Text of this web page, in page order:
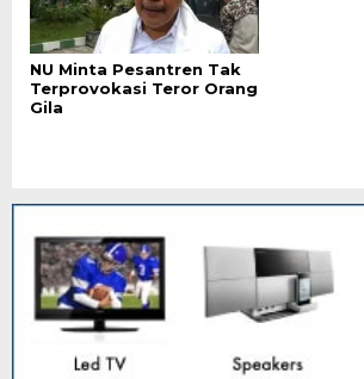
NU Minta Pesantren Tak
Terprovokasi Teror Orang
Gila